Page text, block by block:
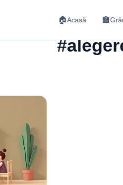
🏠Acasă 🏫